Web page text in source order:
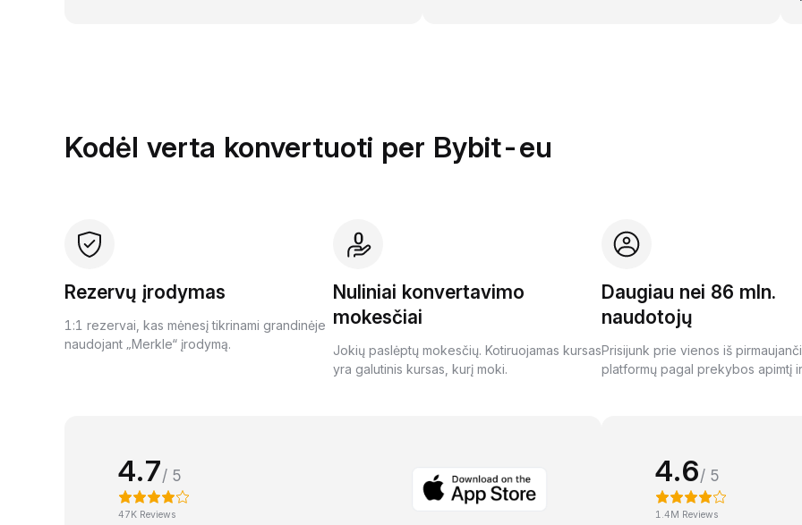
Kodėl verta konvertuoti per Bybit-eu
Rezervų įrodymas
1:1 rezervai, kas mėnesį tikrinami grandinėje
naudojant „Merkle“ įrodymą.
Nuliniai konvertavimo
mokesčiai
Jokių paslėptų mokesčių. Kotiruojamas kursas
yra galutinis kursas, kurį moki.
Daugiau nei 86 mln.
naudotojų
Prisijunk prie vienos iš
platformų pagal prekybos apimtį
4.7/ 5
47K Reviews
4.6/ 5
1.4M Reviews